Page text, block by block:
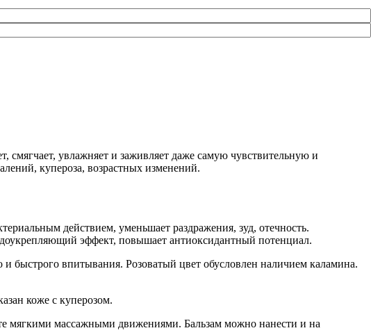
увлажняет и заживляет даже самую чувствительную и
купероза, возрастных изменений.
действием, уменьшает раздражения, зуд, отечность.
эффект, повышает антиоксидантный потенциал.
быстрого впитывания. Розоватый цвет обусловлен наличием каламина.
коже с куперозом.
мягкими массажными движениями. Бальзам можно нанести и на